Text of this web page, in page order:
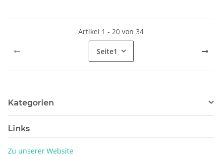
Artikel 1 - 20 von 34
Seite1
Kategorien
Links
Zu unserer Website